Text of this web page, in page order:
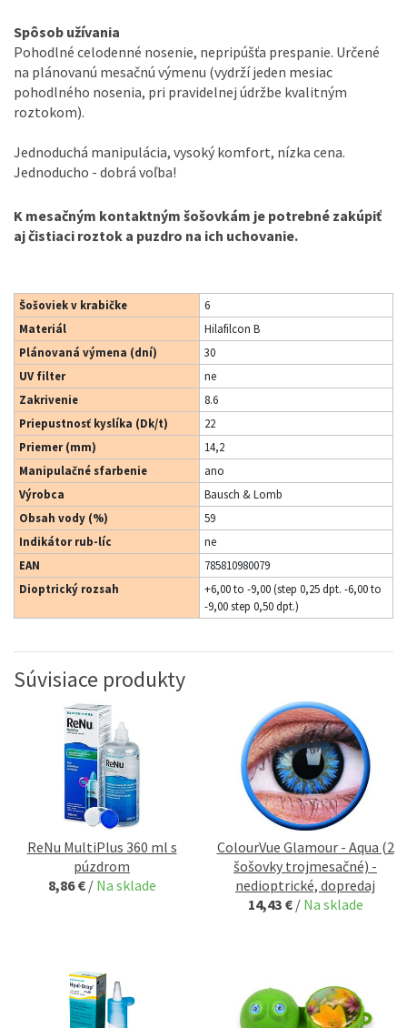
Spôsob užívania
Pohodlné celodenné nosenie, nepripúšťa prespanie. Určené
na plánovanú mesačnú výmenu (vydrží jeden mesiac
pohodlného nosenia, pri pravidelnej údržbe kvalitným
roztokom).
Jednoduchá manipulácia, vysoký komfort, nízka cena.
Jednoducho - dobrá voľba!
K mesačným kontaktným šošovkám je potrebné zakúpiť
aj čistiaci roztok a puzdro na ich uchovanie.
Šošoviek v krabičke
6
Materiál
Hilafilcon B
Plánovaná výmena (dní)
30
UV filter
ne
Zakrivenie
8.6
Priepustnosť kyslíka (Dk/t)
22
Priemer (mm)
14,2
Manipulačné sfarbenie
ano
Výrobca
Bausch & Lomb
Obsah vody (%)
59
Indikátor rub-líc
ne
EAN
785810980079
Dioptrický rozsah
+6,00 to -9,00 (step 0,25 dpt. -6,00 to
-9,00 step 0,50 dpt.)
Súvisiace produkty
ReNu MultiPlus 360 ml s
púzdrom
8,86 € / Na sklade
ColourVue Glamour - Aqua (2
šošovky trojmesačné) -
nedioptrické, dopredaj
14,43 € / Na sklade